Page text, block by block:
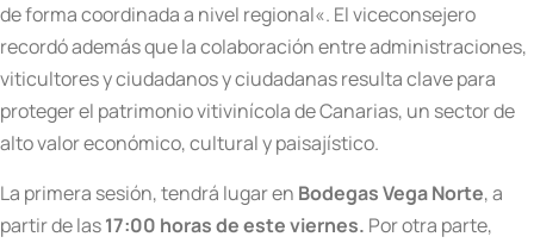
de forma coordinada a nivel regional«. El viceconsejero
recordó además que la colaboración entre administraciones,
viticultores y ciudadanos y ciudadanas resulta clave para
proteger el patrimonio vitivinícola de Canarias, un sector de
alto valor económico, cultural y paisajístico.
La primera sesión, tendrá lugar en Bodegas Vega Norte, a
partir de las17:00 horas de este viernes. Por otra parte,